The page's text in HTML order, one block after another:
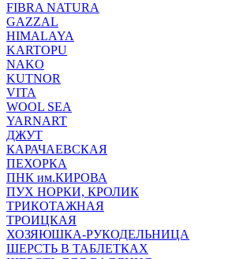
FIBRA NATURA
GAZZAL
HIMALAYA
KARTOPU
NAKO
KUTNOR
VITA
WOOL SEA
YARNART
ДЖУТ
КАРАЧАЕВСКАЯ
ПЕХОРКА
ПНК им.КИРОВА
ПУХ НОРКИ, КРОЛИК
ТРИКОТАЖНАЯ
ТРОИЦКАЯ
ХОЗЯЮШКА-РУКОДЕЛЬНИЦА
ШЕРСТЬ В ТАБЛЕТКАХ